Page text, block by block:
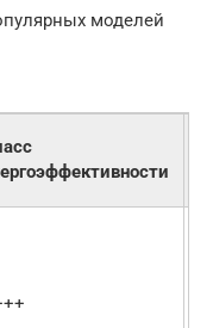
моделей